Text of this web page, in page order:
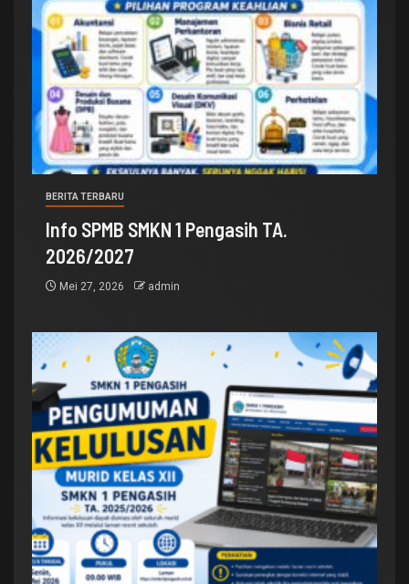
BERITA TERBARU
Info SPMB SMKN 1 Pengasih TA.
2026/2027
Mei 27, 2026 admin